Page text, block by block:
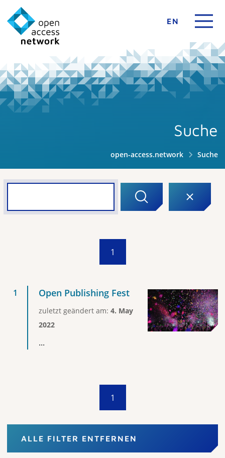
EN
Suche
open-access.network Suche
1
Open Publishing Fest
zuletzt geändert am: 4. May
2022
...
1
ALLE FILTER ENTFERNEN